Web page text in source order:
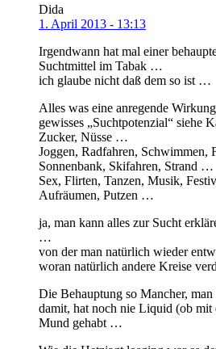
Dida
1. April 2013 - 13:13
Irgendwann hat mal einer
Suchtmittel im Tabak …
ich glaube nicht daß dem so ist …
Alles was eine anregende
gewisses „Suchtpotenzial“ siehe
Zucker, Nüsse …
Joggen, Radfahren, Schwimmen,
Sonnenbank, Skifahren, Strand …
Sex, Flirten, Tanzen, Musik,
Aufräumen, Putzen …
ja, man kann alles zur Sucht
…
von der man natürlich wieder
woran natürlich andere Kreise
Die Behauptung so Mancher,
damit, hat noch nie Liquid (ob
Mund gehabt …